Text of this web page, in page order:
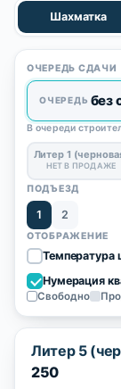
Шахматка
Литер 5
250
ОЧЕРЕДЬ СДАЧИ
ОЧЕРЕДЬ без
В очереди
Литер 1
НЕТ В ПРОДАЖЕ
ПОДЪЕЗД
1 2
ОТОБРАЖЕНИЕ
Температура
Нумерация
Свободно